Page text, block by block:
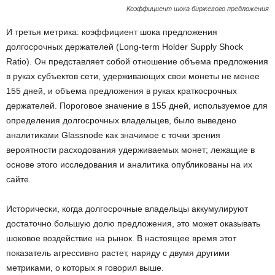
Коэффициент шока биржевого предложения
И третья метрика: коэффициент шока предложения
долгосрочных держателей (Long-term Holder Supply Shock
Ratio). Он представляет собой отношение объема предложения
в руках субъектов сети, удерживающих свои монеты не менее
155 дней, и объема предложения в руках краткосрочных
держателей. Пороговое значение в 155 дней, используемое для
определения долгосрочных владельцев, было выведено
аналитиками Glassnode как значимое с точки зрения
вероятности расходования удерживаемых монет; лежащие в
основе этого исследования и аналитика опубликованы на их
сайте.
Исторически, когда долгосрочные владельцы аккумулируют
достаточно большую долю предложения, это может оказывать
шоковое воздействие на рынок. В настоящее время этот
показатель агрессивно растет, наряду с двумя другими
метриками, о которых я говорил выше.